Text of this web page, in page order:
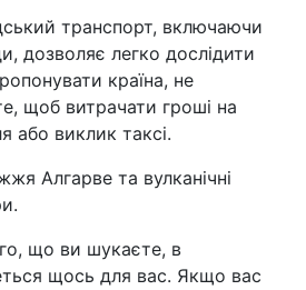
транспорт, включаючи
дозволяє легко дослідити
країна, не
щоб витрачати гроші на
або виклик таксі.
Алгарве та вулканічні
що ви шукаєте, в
щось для вас. Якщо вас